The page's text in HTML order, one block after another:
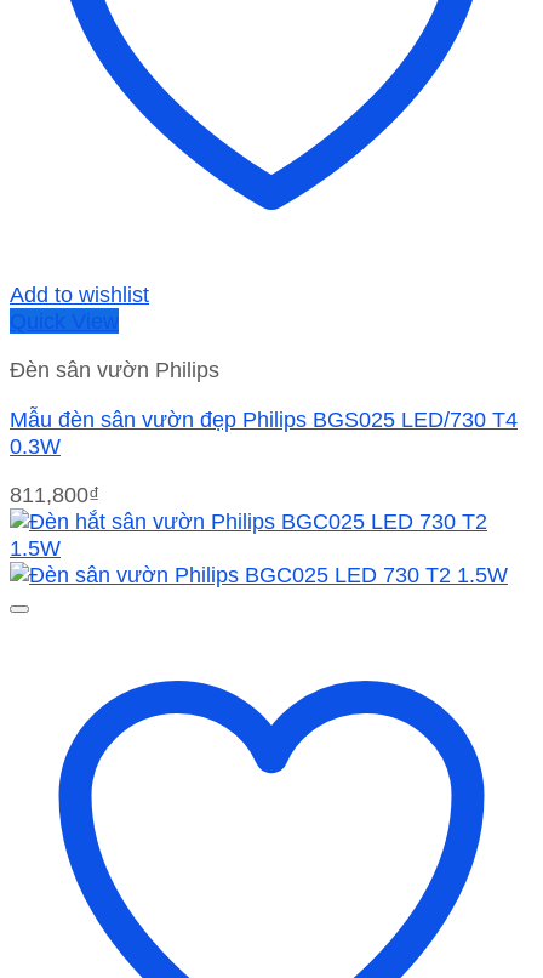
Add to wishlist
Quick View
Đèn sân vườn Philips
Mẫu đèn sân vườn đẹp Philips BGS025 LED/730 T4
0.3W
811,800₫